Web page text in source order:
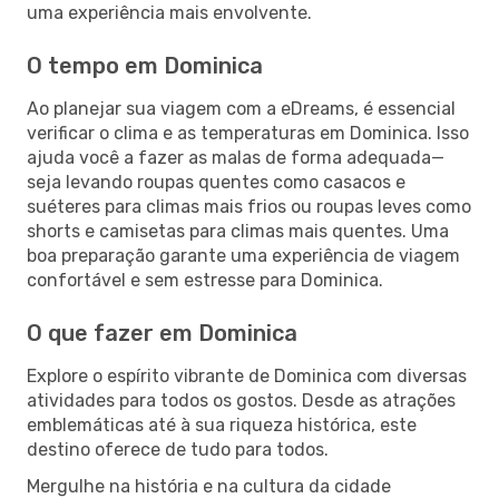
uma experiência mais envolvente.
O tempo em Dominica
Ao planejar sua viagem com a eDreams, é essencial
verificar o clima e as temperaturas em Dominica. Isso
ajuda você a fazer as malas de forma adequada—
seja levando roupas quentes como casacos e
suéteres para climas mais frios ou roupas leves como
shorts e camisetas para climas mais quentes. Uma
boa preparação garante uma experiência de viagem
confortável e sem estresse para Dominica.
O que fazer em Dominica
Explore o espírito vibrante de Dominica com diversas
atividades para todos os gostos. Desde as atrações
emblemáticas até à sua riqueza histórica, este
destino oferece de tudo para todos.
Mergulhe na história e na cultura da cidade